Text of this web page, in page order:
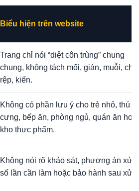
Biểu hiện trên website
Trang chỉ nói “diệt côn trùng” chung
chung, không tách mối, gián, muỗi,
rệp, kiến.
Không có phần lưu ý cho trẻ nhỏ, thú
cưng, bếp ăn, phòng ngủ, quán ăn
kho thực phẩm.
Không nói rõ khảo sát, phương án xử
số lần cần làm hoặc bảo hành sau xử